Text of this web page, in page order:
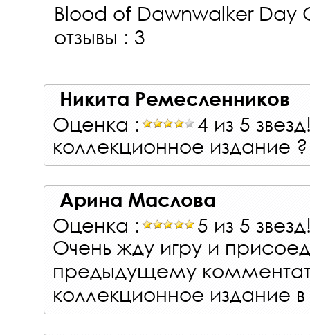
Blood of Dawnwalker Day
отзывы : 3
Никита Ремесленников
Оценка :
4 из 5
коллекционное издание ?
Арина Маслова
Оценка :
5 из 5
Очень жду игру и
предыдущему
коллекционное издание